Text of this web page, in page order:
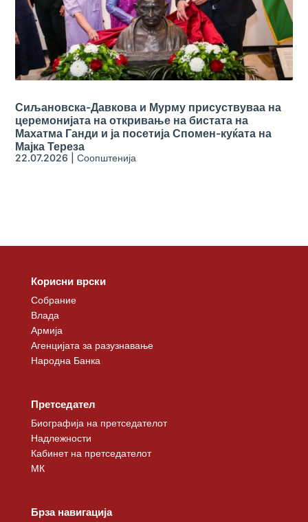
Сиљановска-Давкова и Мурму присуствуваа на
церемонијата на откривање на бистата на
Махатма Ганди и ја посетија Спомен-куќата на
Мајка Тереза
22.07.2026 |Соопштенија
Корисни врски
Собрание
Влада
Армија
Агенцијата за разузнавање
Народна Банка
Претседател
Биографија на претседателот
Надлежности
Кабинет на претседателот
МК
Брза навигација